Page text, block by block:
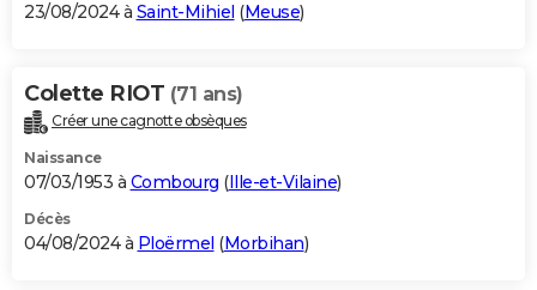
23/08/2024 à Saint-Mihiel (Meuse)
Colette RIOT (71 ans)
Créer une cagnotte obsèques
Naissance
07/03/1953 à Combourg (Ille-et-Vilaine)
Décès
04/08/2024 à Ploërmel (Morbihan)